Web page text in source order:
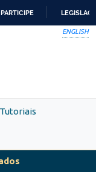
PARTICIPE
ENGLISH
Tutoriais